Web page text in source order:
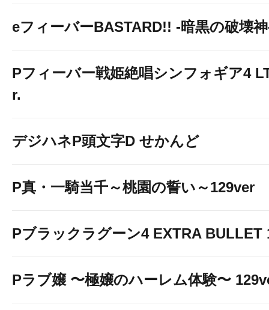
eフィーバーBASTARD!! -暗黒の破壊
Pフィーバー戦姫絶唱シンフォギア4
r.
デジハネP頭文字D せかんど
P真・一騎当千～桃園の誓い～129ver
Pブラックラグーン4 EXTRA BULLET
Pラブ嬢 〜極嬢のハーレム体験〜